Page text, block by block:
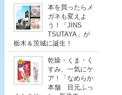
本を買ったらメ
ガネも変えよ
う！「JINS
TSUTAYA」が
栃木＆茨城に誕生！
乾燥・くま・く
すみ、一気にケ
ア！「なめらか
本舗 目元ふっ